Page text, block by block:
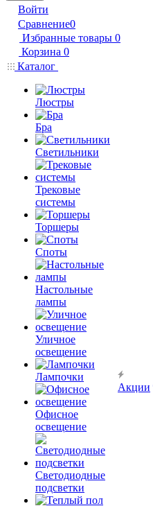
Войти
Сравнение0
Избранные товары 0
Корзина 0
Каталог
Люстры
Бра
Светильники
Трековые
системы
Торшеры
Споты
Настольные
лампы
Уличное
освещение
Лампочки
Офисное
освещение
Светодиодные
подсветки
Акции